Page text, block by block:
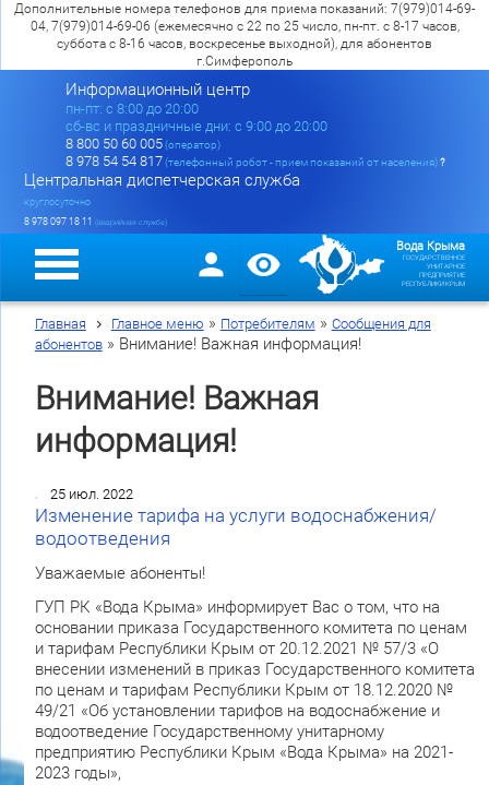
Дополнительные номера телефонов для приема показаний: 7(979)014-69-
04, 7(979)014-69-06 (ежемесячно с 22 по 25 число, пн-пт. с 8-17 часов,
суббота с 8-16 часов, воскресенье выходной), для абонентов
г.Симферополь
Информационный центр
пн-пт: c 8:00 до 20:00
сб-вс и праздничные дни: с 9:00 до 20:00
8 800 50 60 005(оператор)
8 978 54 54 817(телефонный робот - прием показаний от населения)?
Центральная диспетчерская служба
круглосуточно
8 978 097 18 11 (аварийная служба)
Вода Крыма
ГОСУДАРСТВЕННОЕ
УНИТАРНОЕ
ПРЕДПРИЯТИЕ
РЕСПУБЛИКИ КРЫМ
Главная Главное меню » Потребителям » Сообщения для
абонентов» Внимание! Важная информация!
Внимание! Важная
информация!
25 июл. 2022
Изменение тарифа на услуги водоснабжения/
водоотведения
Уважаемые абоненты!
ГУП РК «Вода Крыма» информирует Вас о том, что на
основании приказа Государственного комитета по ценам
и тарифам Республики Крым от 20.12.2021 № 57/3 «О
внесении изменений в приказ Государственного комитета
по ценам и тарифам Республики Крым от 18.12.2020 №
49/21 «Об установлении тарифов на водоснабжение и
водоотведение Государственному унитарному
предприятию Республики Крым «Вода Крыма» на 2021-
2023 годы»,